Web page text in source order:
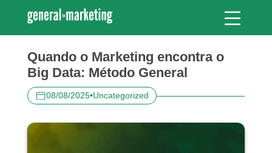
Quando o Marketing encontra o
Big Data: Método General
08/08/2025•Uncategorized